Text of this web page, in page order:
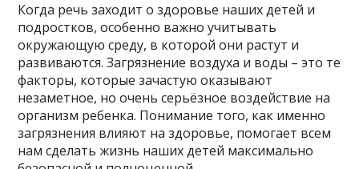
Когда речь заходит о здоровье наших детей и
подростков, особенно важно учитывать
окружающую среду, в которой они растут и
развиваются. Загрязнение воздуха и воды – это те
факторы, которые зачастую оказывают
незаметное, но очень серьёзное воздействие на
организм ребенка. Понимание того, как именно
загрязнения влияют на здоровье, помогает всем
нам сделать жизнь наших детей максимально